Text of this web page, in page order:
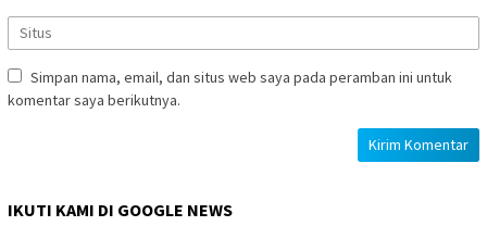
Simpan nama, email, dan situs web saya pada peramban ini untuk
komentar saya berikutnya.
IKUTI KAMI DI GOOGLE NEWS